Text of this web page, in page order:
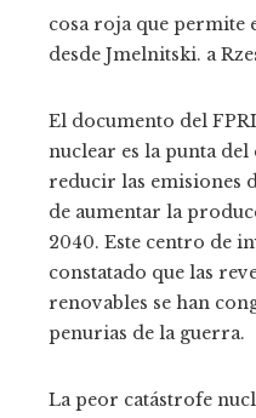
cosa roja que
desde Jmelnitski. a
El documento del
nuclear es la punta
reducir las emisiones
de aumentar la
2040. Este centro de
constatado que las
renovables se han
penurias de la guerra.
La peor catástrofe